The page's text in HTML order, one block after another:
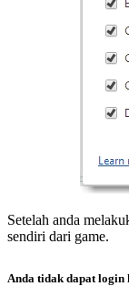
Setelah anda
sendiri dari game.
Anda tidak dapat login